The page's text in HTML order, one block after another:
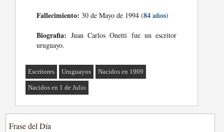
Fallecimiento: 30 de Mayo de 1994(84 años)
Biografia: Juan Carlos Onetti fue un escritor
uruguayo.
Escritores Uruguayos Nacidos en 1909
Nacidos en 1 de Julio
Frase del Día